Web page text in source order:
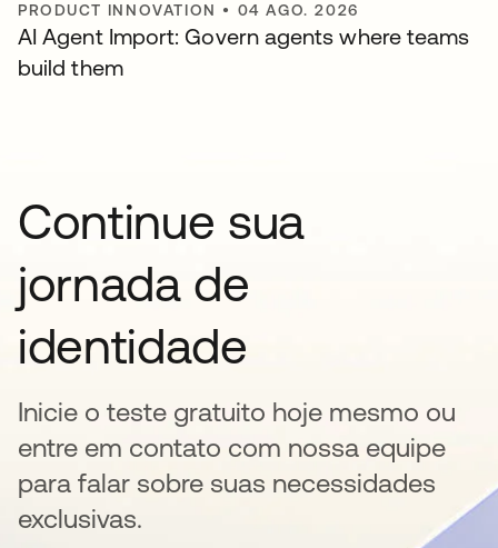
PRODUCT INNOVATION • 04 AGO. 2026
AI Agent Import: Govern agents where teams
build them
Continue sua
jornada de
identidade
Inicie o teste gratuito hoje mesmo ou
entre em contato com nossa equipe
para falar sobre suas necessidades
exclusivas.